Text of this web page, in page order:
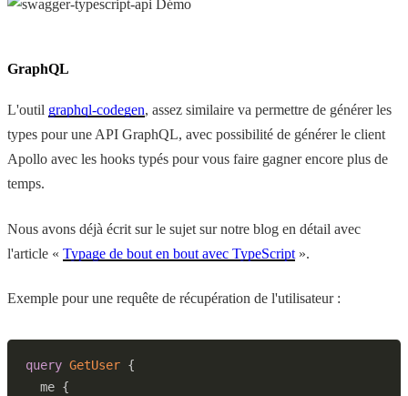
GraphQL
L'outil graphql-codegen, assez similaire va permettre de générer les
types pour une API GraphQL, avec possibilité de générer le client
Apollo avec les hooks typés pour vous faire gagner encore plus de
temps.
Nous avons déjà écrit sur le sujet sur notre blog en détail avec
l'article « Typage de bout en bout avec TypeScript ».
Exemple pour une requête de récupération de l'utilisateur :
query GetUser {
me {